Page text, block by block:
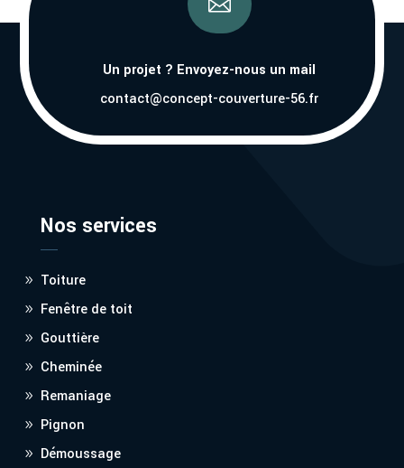
Un projet ? Envoyez-nous un mail
contact@concept-couverture-56.fr
Nos services
Toiture
Fenêtre de toit
Gouttière
Cheminée
Remaniage
Pignon
Démoussage